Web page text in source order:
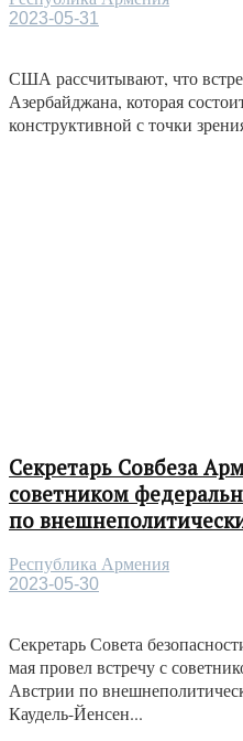
2023-05-31
США рассчитывают, что
Азербайджана, которая
конструктивной с точки
Секретарь Совбеза
советником
по
Республика Армения
2023-05-30
Секретарь Совета
мая провел встречу с
Австрии по
Каудель-Йенсен...